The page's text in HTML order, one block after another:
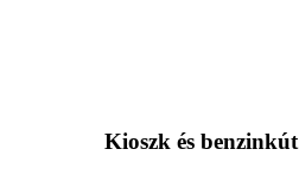
Kioszk és benzinkút